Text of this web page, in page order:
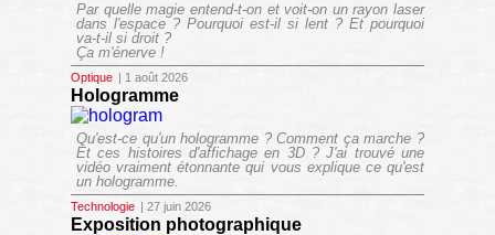
Par quelle magie entend-t-on et voit-on un rayon laser
dans l'espace ? Pourquoi est-il si lent ? Et pourquoi
va-t-il si droit ?
Ça m'énerve !
Optique | 1 août 2026
Hologramme
Qu'est-ce qu'un hologramme ? Comment ça marche ?
Et ces histoires d'affichage en 3D ? J'ai trouvé une
vidéo vraiment étonnante qui vous explique ce qu'est
un hologramme.
Technologie | 27 juin 2026
Exposition photographique